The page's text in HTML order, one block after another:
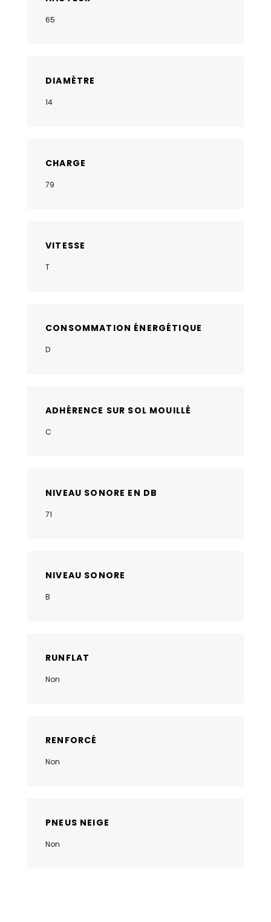
65
DIAMÈTRE
14
CHARGE
79
VITESSE
T
CONSOMMATION ÉNERGÉTIQUE
D
ADHÉRENCE SUR SOL MOUILLÉ
C
NIVEAU SONORE EN DB
71
NIVEAU SONORE
B
RUNFLAT
Non
RENFORCÉ
Non
PNEUS NEIGE
Non